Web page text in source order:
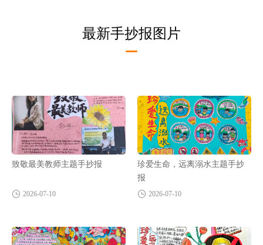
最新手抄报图片
致敬最美教师主题手抄报
2026-07-10
珍爱生命，远离溺水主题手抄
报
2026-07-10